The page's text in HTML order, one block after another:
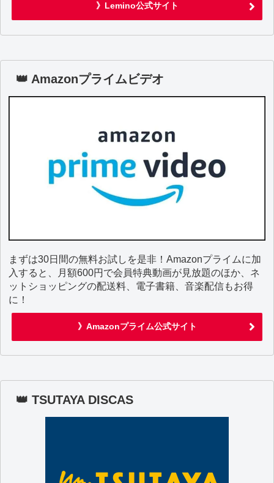
》Lemino公式サイト
👑 Amazonプライムビデオ
まずは30日間の無料お試しを是非！Amazonプライムに加
入すると、月額600円で会員特典動画が見放題のほか、ネ
ットショッピングの配送料、電子書籍、音楽配信もお得
に！
》Amazonプライム公式サイト
👑 TSUTAYA DISCAS